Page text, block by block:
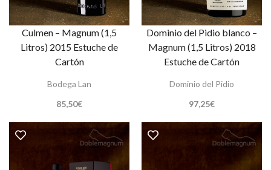
Culmen – Magnum (1,5
Litros) 2015 Estuche de
Cartón
Bodega Lan
85,50€
Dominio del Pidio blanco –
Magnum (1,5 Litros) 2018
Estuche de Cartón
Dominio del Pidio
97,25€